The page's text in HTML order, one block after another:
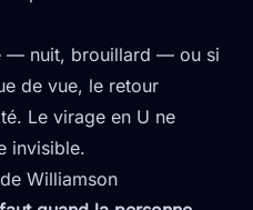
— nuit, brouillard — ou si
de vue, le retour
Le virage en U ne
invisible.
Williamson